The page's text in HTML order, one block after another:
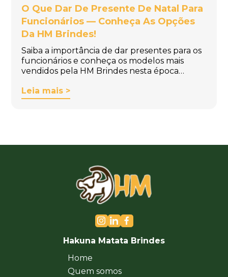
O Que Dar De Presente De Natal Para
Funcionários — Conheça As Opções
Da HM Brindes!
Saiba a importância de dar presentes para os
funcionários e conheça os modelos mais
vendidos pela HM Brindes nesta época…
Leia mais >
Hakuna Matata Brindes
Home
Quem somos